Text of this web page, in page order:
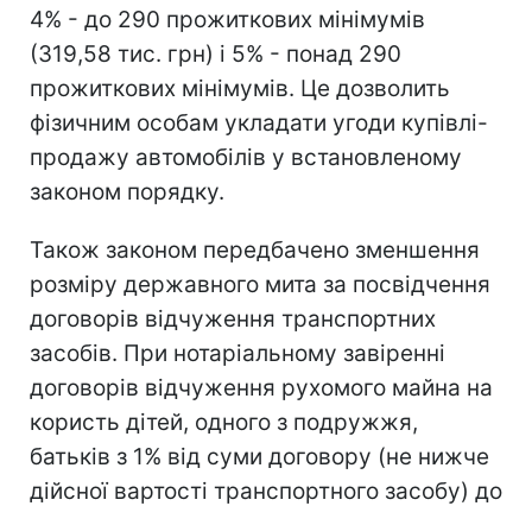
4% - до 290 прожиткових мінімумів
(319,58 тис. грн) і 5% - понад 290
прожиткових мінімумів. Це дозволить
фізичним особам укладати угоди купівлі-
продажу автомобілів у встановленому
законом порядку.
Також законом передбачено зменшення
розміру державного мита за посвідчення
договорів відчуження транспортних
засобів. При нотаріальному завіренні
договорів відчуження рухомого майна на
користь дітей, одного з подружжя,
батьків з 1% від суми договору (не нижче
дійсної вартості транспортного засобу) до